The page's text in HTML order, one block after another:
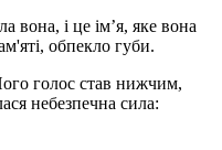
і це ім’я, яке вона
обпекло губи.
голос став нижчим,
небезпечна сила: